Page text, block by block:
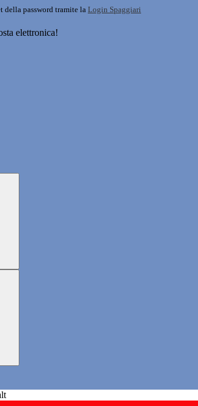
della password tramite la Login Spaggiari
elettronica!